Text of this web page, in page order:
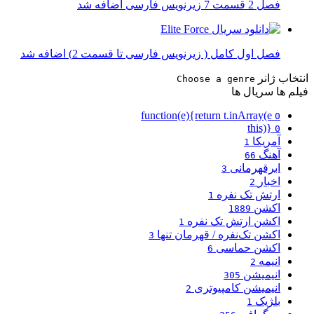
فصل 2 قسمت 7 زیرنویس فارسی اضافه شد
فصل اول کامل ( زیرنویس فارسی تا قسمت 2) اضافه شد
انتخاب ژانر Choose a genre
فیلم ها سریال ها
function(e){return t.inArray(e 0
this)} 0
آمریکا 1
آهنگ 66
ابرقهرمانی 3
اخبار 2
ارتش تک نفره 1
اکشن 1889
اکشن ارتش تک نفره 1
اکشن تک‌نفره / قهرمان تنها 3
اکشن حماسی 6
انیمه 2
انیمیشن 305
انیمیشن کامپیوتری 2
بلژیک 1